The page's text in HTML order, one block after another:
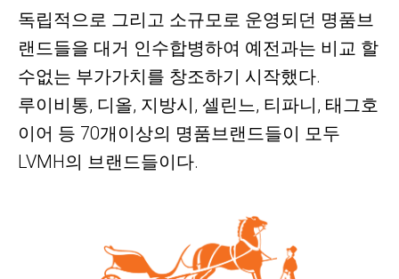
독립적으로 그리고 소규모로 운영되던 명품브
랜드들을 대거 인수합병하여 예전과는 비교 할
수없는 부가가치를 창조하기 시작했다.
루이비통, 디올, 지방시, 셀린느, 티파니, 태그호
이어 등 70개이상의 명품브랜드들이 모두
LVMH의 브랜드들이다.